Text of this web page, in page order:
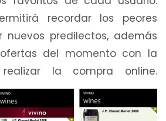
recordar los peores
nuevos predilectos, además
del momento con la
la compra online.